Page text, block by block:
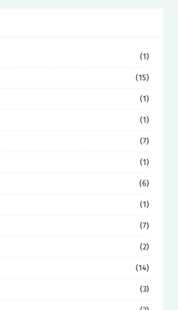
(1)
(15)
(1)
(1)
(7)
(1)
(6)
(1)
(7)
(2)
(14)
(3)